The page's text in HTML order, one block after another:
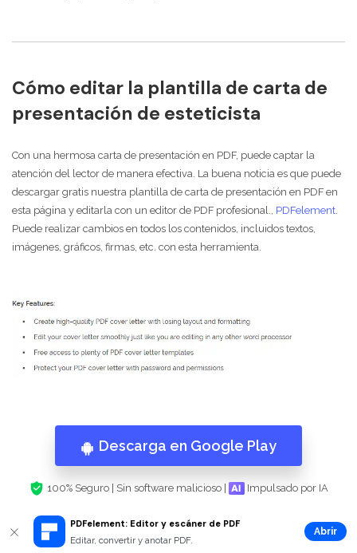
PDFelement: Editor y escáner de PDF
Editar, convertir y anotar PDF.
Abrir
Cómo editar la plantilla de carta de
presentación de esteticista
Con una hermosa carta de presentación en PDF, puede captar la
atención del lector de manera efectiva. La buena noticia es que puede
descargar gratis nuestra plantilla de carta de presentación en PDF en
esta página y editarla con un editor de PDF profesional.,
PDFelement
Puede realizar cambios en todos los contenidos, incluidos textos,
imágenes, gráficos, firmas, etc. con esta herramienta.
Descarga en Google Play
100% Seguro | Sin software malicioso | Impulsado por IA